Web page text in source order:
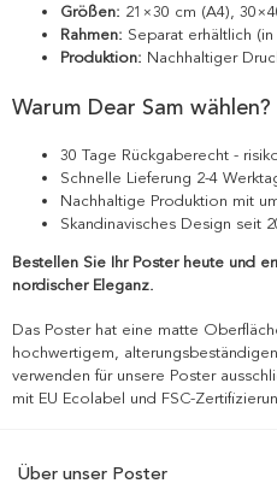
Größen: 21×30 cm (A4),
Rahmen: Separat erhältlich
Produktion: Nachhaltiger
Warum Dear Sam wählen?
30 Tage Rückgaberecht -
Schnelle Lieferung 2-4
Nachhaltige Produktion mit
Skandinavisches Design seit
Bestellen Sie Ihr Poster heute und
nordischer Eleganz.
Das Poster hat eine matte
hochwertigem,
verwenden für unsere Poster
mit EU Ecolabel und FSC-
Über unser Poster